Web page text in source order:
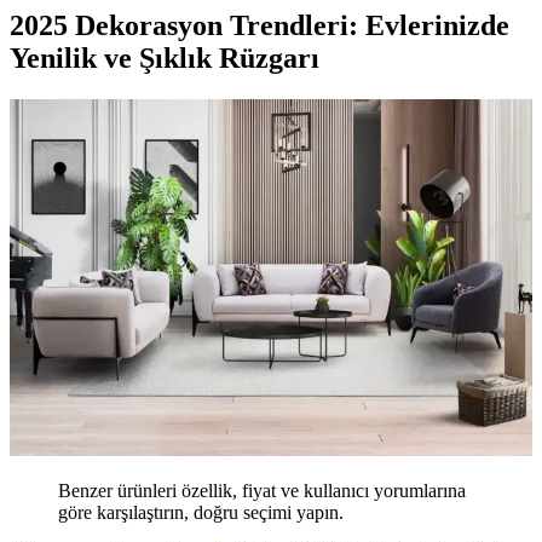
2025 Dekorasyon Trendleri: Evlerinizde
Yenilik ve Şıklık Rüzgarı
Benzer ürünleri özellik, fiyat ve kullanıcı yorumlarına
göre karşılaştırın, doğru seçimi yapın.